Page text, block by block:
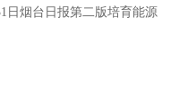
烟台日报第二版培育能源